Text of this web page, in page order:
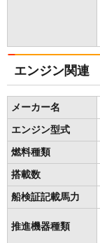
エンジン関連
メーカー名
エンジン型式
燃料種類
搭載数
船検証記載馬力
推進機器種類